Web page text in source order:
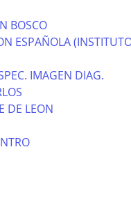
BOSCO
ESPAÑOLA
IMAGEN DIAG.
DE LEON